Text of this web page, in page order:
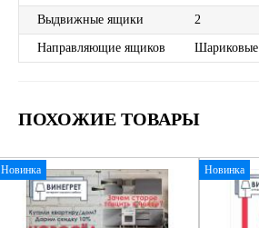
Выдвижные ящики 2
Направляющие ящиков Шариковые
ПОХОЖИЕ ТОВАРЫ
Новинка Новинка